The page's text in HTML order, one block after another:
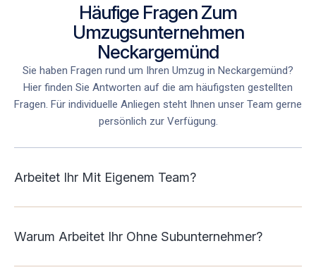
Häufige Fragen Zum
Umzugsunternehmen
Neckargemünd
Sie haben Fragen rund um Ihren Umzug in Neckargemünd?
Hier finden Sie Antworten auf die am häufigsten gestellten
Fragen. Für individuelle Anliegen steht Ihnen unser Team gerne
persönlich zur Verfügung.
Arbeitet Ihr Mit Eigenem Team?
Warum Arbeitet Ihr Ohne Subunternehmer?